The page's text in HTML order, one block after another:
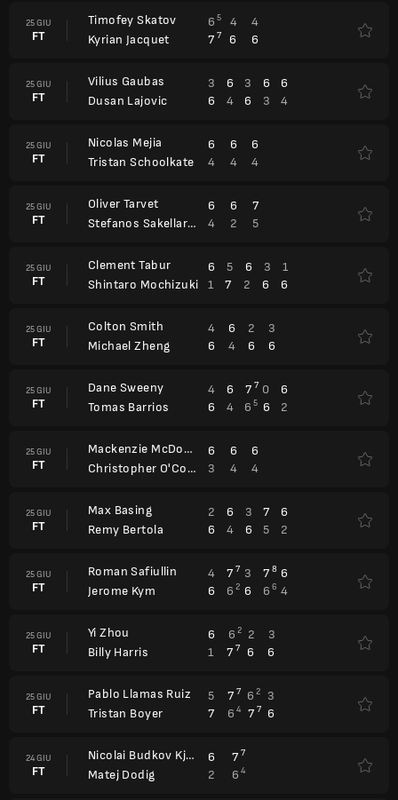
25 GIU
FT
Timofey Skatov
Kyrian Jacquet
6 5 4
4
7 7 6 6
25 GIU
FT
Vilius Gaubas
Dusan Lajovic
3 6 3 6
6
6
4 6 3 4
25 GIU
FT
Nicolas Mejia
Tristan Schoolkate
6 6
6
4
4 4
25 GIU
FT
Oliver Tarvet
Stefanos Sakellaridis
6 6
7
4
2 5
25 GIU
FT
Clement Tabur
Shintaro Mochizuki
6 5 6 3
1
1
7 2 6 6
25 GIU
FT
Colton Smith
Michael Zheng
4 6 2
3
6
4 6 6
25 GIU
FT
Dane Sweeny
Tomas Barrios
4 6 7 7 0
6
6
4 6 5 6 2
25 GIU
FT
Mackenzie McDonald
Christopher O'Connell
6 6
6
3
4 4
25 GIU
FT
Max Basing
Remy Bertola
2 6 3 7
6
6
4 6 5 2
25 GIU
FT
Roman Safiullin
Jerome Kym
4 7 7 3 7 8 6
6
6 2 6 6 6 4
25 GIU
FT
Yi Zhou
Billy Harris
6 6 2 2
3
1
7 7 6 6
25 GIU
FT
Pablo Llamas Ruiz
Tristan Boyer
5 7 7 6 2
3
7
6 4 7 7 6
24 GIU
FT
Nicolai Budkov Kjaer
Matej Dodig
6 7 7
2 6 4